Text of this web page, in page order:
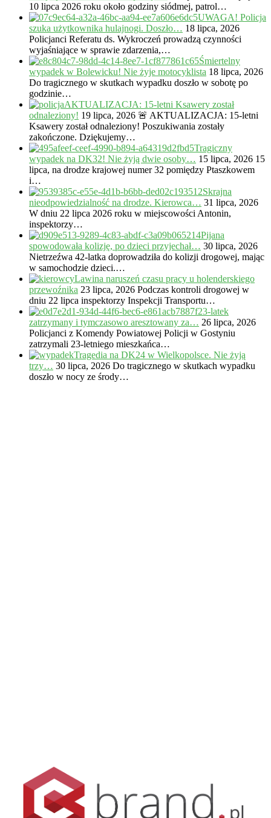
10 lipca 2026 roku około godziny siódmej, patrol…
UWAGA! Policja
szuka użytkownika hulajnogi. Doszło… 18 lipca, 2026
Policjanci Referatu ds. Wykroczeń prowadzą czynności
wyjaśniające w sprawie zdarzenia,…
Śmiertelny
wypadek w Bolewicku! Nie żyje motocyklista 18 lipca, 2026
Do tragicznego w skutkach wypadku doszło w sobotę po
godzinie…
AKTUALIZACJA: 15-letni Ksawery został
odnaleziony! 19 lipca, 2026 🚨 AKTUALIZACJA: 15-letni
Ksawery został odnaleziony! Poszukiwania zostały
zakończone. Dziękujemy…
Tragiczny
wypadek na DK32! Nie żyją dwie osoby… 15 lipca, 2026 15
lipca, na drodze krajowej numer 32 pomiędzy Ptaszkowem
i…
Skrajna
nieodpowiedzialność na drodze. Kierowca… 31 lipca, 2026
W dniu 22 lipca 2026 roku w miejscowości Antonin,
inspektorzy…
Pijana
spowodowała kolizję, po dzieci przyjechał… 30 lipca, 2026
Nietrzeźwa 42-latka doprowadziła do kolizji drogowej, mając
w samochodzie dzieci.…
Lawina naruszeń czasu pracy u holenderskiego
przewoźnika 23 lipca, 2026 Podczas kontroli drogowej w
dniu 22 lipca inspektorzy Inspekcji Transportu…
23-latek
zatrzymany i tymczasowo aresztowany za… 26 lipca, 2026
Policjanci z Komendy Powiatowej Policji w Gostyniu
zatrzymali 23-letniego mieszkańca…
Tragedia na DK24 w Wielkopolsce. Nie żyją
trzy… 30 lipca, 2026 Do tragicznego w skutkach wypadku
doszło w nocy ze środy…